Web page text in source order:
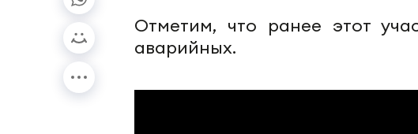
Отметим, что ранее этот
аварийных.